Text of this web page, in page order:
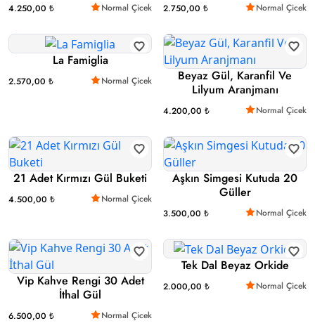
4.250,00 ₺ Normal Çicek 2.750,00 ₺ Normal Çicek
La Famiglia
2.570,00 ₺ Normal Çicek
Beyaz Gül, Karanfil Ve
Lilyum Aranjmanı
4.200,00 ₺ Normal Çicek
21 Adet Kırmızı Gül Buketi
4.500,00 ₺ Normal Çicek
Aşkın Simgesi Kutuda 20
Güller
3.500,00 ₺ Normal Çicek
Vip Kahve Rengi 30 Adet
İthal Gül
6.500,00 ₺ Normal Çicek
Tek Dal Beyaz Orkide
2.000,00 ₺ Normal Çicek